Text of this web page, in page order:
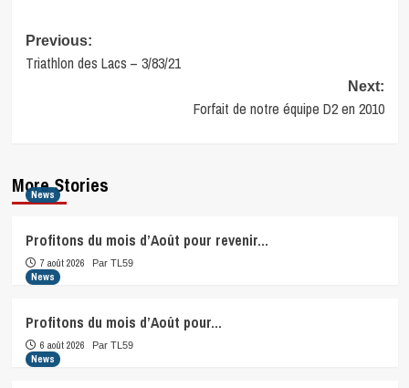
Post
navigation
Previous:
Triathlon des Lacs – 3/83/21
Next:
Forfait de notre équipe D2 en 2010
More Stories
News
Profitons du mois d’Août pour revenir…
7 août 2026 Par TL59
News
Profitons du mois d’Août pour…
6 août 2026 Par TL59
News